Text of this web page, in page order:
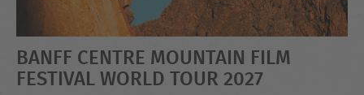
BANFF CENTRE MOUNTAIN FILM
FESTIVAL WORLD TOUR 2027